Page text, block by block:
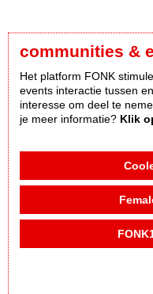
communities &
Het platform FONK
events interactie tussen
interesse om deel te
je meer informatie? Klik